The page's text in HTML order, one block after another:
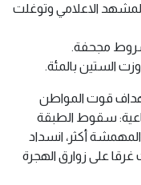
الاعلامي وتوغلت
مجحفة.
الستين بالمئة.
قوت المواطن
سقوط الطبقة
أكثر، انسداد
غرقا على زوارق الهجرة